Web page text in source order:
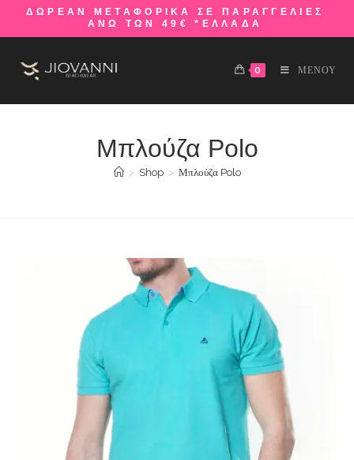
ΔΩΡΕΑΝ ΜΕΤΑΦΟΡΙΚΑ ΣΕ ΠΑΡΑΓΓΕΛΙΕΣ
ΑΝΩ ΤΩΝ 49€ *ΕΛΛΑΔΑ
0 ΜΕΝΟΥ
Μπλούζα Polo
> Shop > Μπλούζα Polo